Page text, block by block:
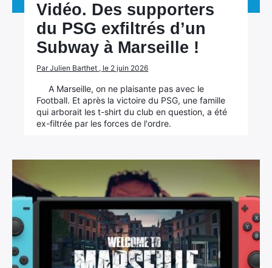
Vidéo. Des supporters
du PSG exfiltrés d’un
Subway à Marseille !
Par Julien Barthet , le 2 juin 2026
A Marseille, on ne plaisante pas avec le
Football. Et après la victoire du PSG, une famille
qui arborait les t-shirt du club en question, a été
ex-filtrée par les forces de l'ordre.